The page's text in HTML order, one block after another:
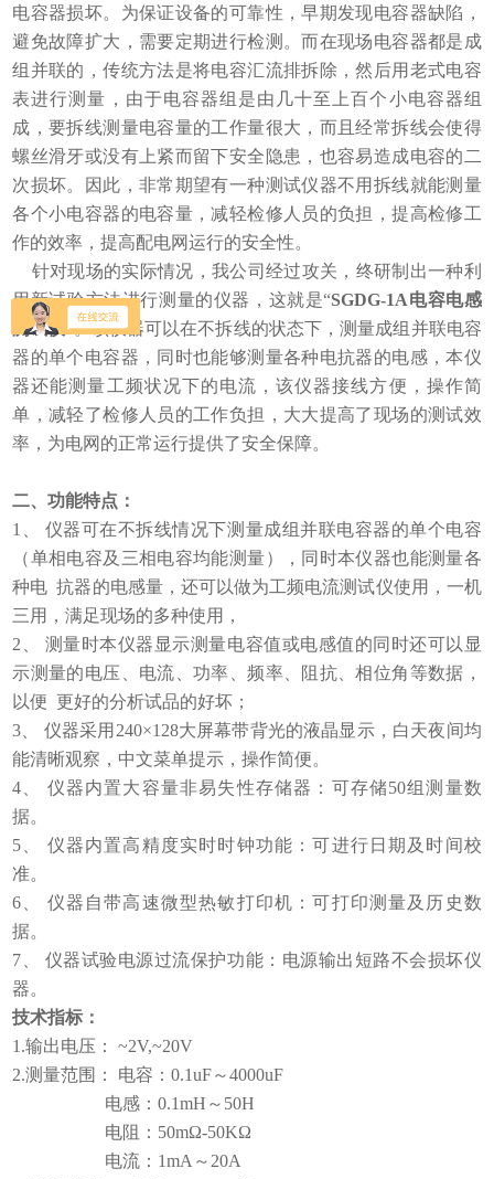
电容器损坏。为保证设备的可靠性，早期发现电容器缺陷，
避免故障扩大，需要定期进行检测。而在现场电容器都是成
组并联的，传统方法是将电容汇流排拆除，然后用老式电容
表进行测量，由于电容器组是由几十至上百个小电容器组
成，要拆线测量电容量的工作量很大，而且经常拆线会使得
螺丝滑牙或没有上紧而留下安全隐患，也容易造成电容的二
次损坏。因此，非常期望有一种测试仪器不用拆线就能测量
各个小电容器的电容量，减轻检修人员的负担，提高检修工
作的效率，提高配电网运行的安全性。
针对现场的实际情况，我公司经过攻关，终研制出一种利
用新试验方法进行测量的仪器，这就是“SGDG-1A电容电感
测试仪 ”。该仪器可以在不拆线的状态下，测量成组并联电容
器的单个电容器，同时也能够测量各种电抗器的电感，本仪
器还能测量工频状况下的电流，该仪器接线方便，操作简
单，减轻了检修人员的工作负担，大大提高了现场的测试效
率，为电网的正常运行提供了安全保障。
二、功能特点：
1、 仪器可在不拆线情况下测量成组并联电容器的单个电容
（单相电容及三相电容均能测量），同时本仪器也能测量各
种电 抗器的电感量，还可以做为工频电流测试仪使用，一机
三用，满足现场的多种使用，
2、 测量时本仪器显示测量电容值或电感值的同时还可以显
示测量的电压、电流、功率、频率、阻抗、相位角等数据，
以便 更好的分析试品的好坏；
3、 仪器采用240×128大屏幕带背光的液晶显示，白天夜间均
能清晰观察，中文菜单提示，操作简便。
4、 仪器内置大容量非易失性存储器：可存储50组测量数
据。
5、 仪器内置高精度实时时钟功能：可进行日期及时间校
准。
6、 仪器自带高速微型热敏打印机：可打印测量及历史数
据。
7、 仪器试验电源过流保护功能：电源输出短路不会损坏仪
器。
技术指标：
1.输出电压： ~2V,~20V
2.测量范围： 电容：0.1uF～4000uF
电感：0.1mH～50H
电阻：50mΩ-50KΩ
电流：1mA～20A